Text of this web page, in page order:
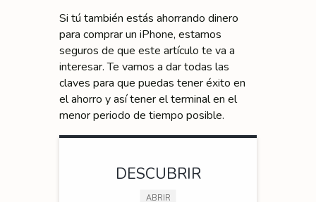
Si tú también estás ahorrando dinero
para comprar un iPhone, estamos
seguros de que este artículo te va a
interesar. Te vamos a dar todas las
claves para que puedas tener éxito en
el ahorro y así tener el terminal en el
menor periodo de tiempo posible.
ABRIR
DESCUBRIR